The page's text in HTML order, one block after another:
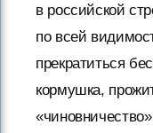
в российской
по всей
прекратиться
кормушка,